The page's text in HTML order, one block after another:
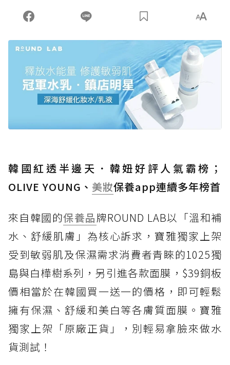
韓國紅透半邊天．韓妞好評人氣霸榜；
OLIVE YOUNG、 美妝保養app連續多年榜首
來自韓國的保養品牌ROUND LAB以「溫和補
水、舒緩肌膚」為核心訴求，寶雅獨家上架
受到敏弱肌及保濕需求消費者青睞的1025獨
島與白樺樹系列，另引進各款面膜，$39銅板
價相當於在韓國買一送一的價格，即可輕鬆
擁有保濕、舒緩和美白等各膚質面膜。寶雅
獨家上架「原廠正貨」，別輕易拿臉來做水
貨測試！